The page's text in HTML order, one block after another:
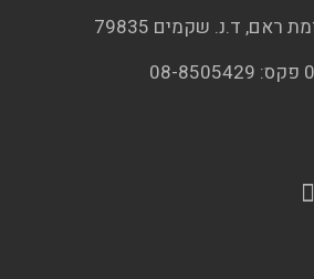
ד.נ. שקמים 79835